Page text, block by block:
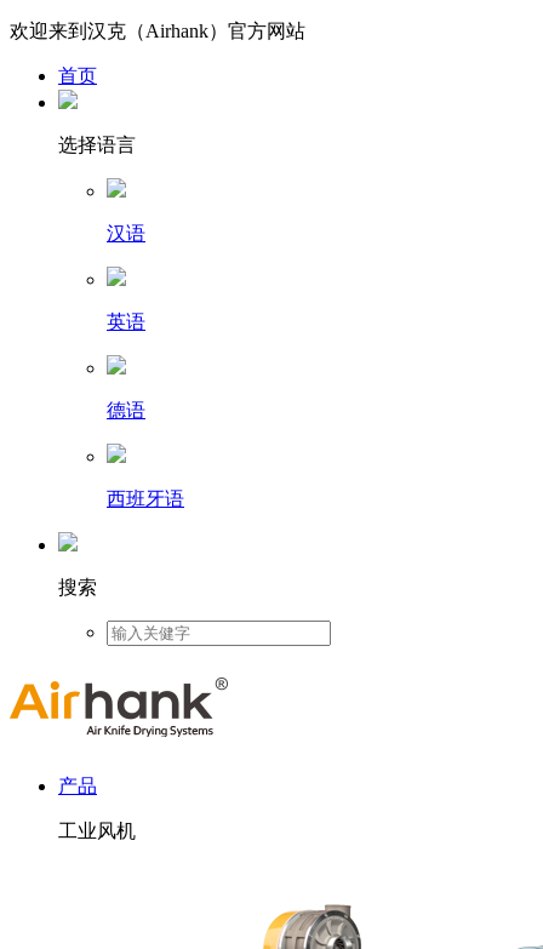
欢迎来到汉克（Airhank）官方网站
首页
选择语言
汉语
英语
德语
西班牙语
搜索
产品
工业风机